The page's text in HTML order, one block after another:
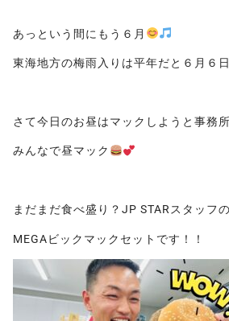
あっという間にもう６月
東海地方の梅雨入りは平年だと６月６
さて今日のお昼はマックしようと事務
みんなで昼マック
まだまだ食べ盛り？JP STARスタッフ
MEGAビックマックセットです！！